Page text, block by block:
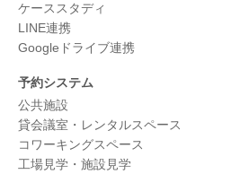
ケーススタディ
LINE連携
Googleドライブ連携
予約システム
公共施設
貸会議室・レンタルスペース
コワーキングスペース
工場見学・施設見学